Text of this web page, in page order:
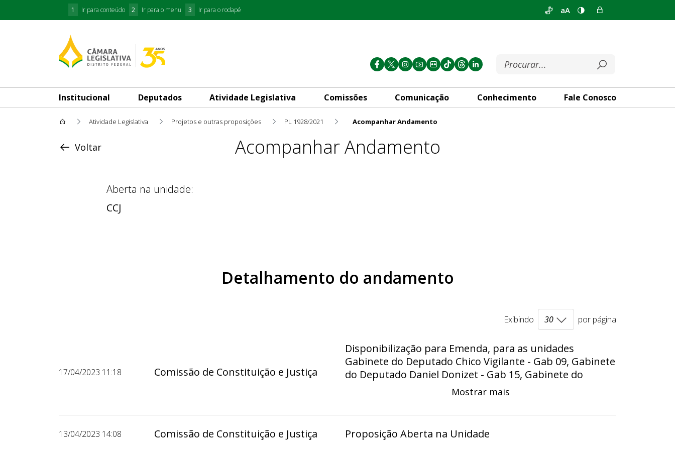
1 Ir para conteúdo 2 Ir para o menu 3 Ir para o rodapé aA
Institucional Deputados Atividade Legislativa Comissões Comunicação Conhecimento Fale Conosco
Atividade Legislativa Projetos e outras proposições PL 1928/2021 Acompanhar Andamento
Acompanhar Andamento Acompanhar Andamento
Voltar
Aberta na unidade:
CCJ
Detalhamento do andamento
Exibindo por página
17/04/2023 11:18 Comissão de Constituição e Justiça
Disponibilização para Emenda, para as unidades
Gabinete do Deputado Chico Vigilante - Gab 09, Gabinete
do Deputado Daniel Donizet - Gab 15, Gabinete do
Deputado Eduardo Pedrosa - Gab 20, Gabinete do
Hermeto - Gab 11, Gabinete do Deputado Iolando - Gab
21, Gabinete da Deputada Jaqueline Silva - Gab 03,
Gabinete do Deputado João Cardoso Professor Auditor -
Mostrar mais
13/04/2023 14:08 Comissão de Constituição e Justiça Proposição Aberta na Unidade